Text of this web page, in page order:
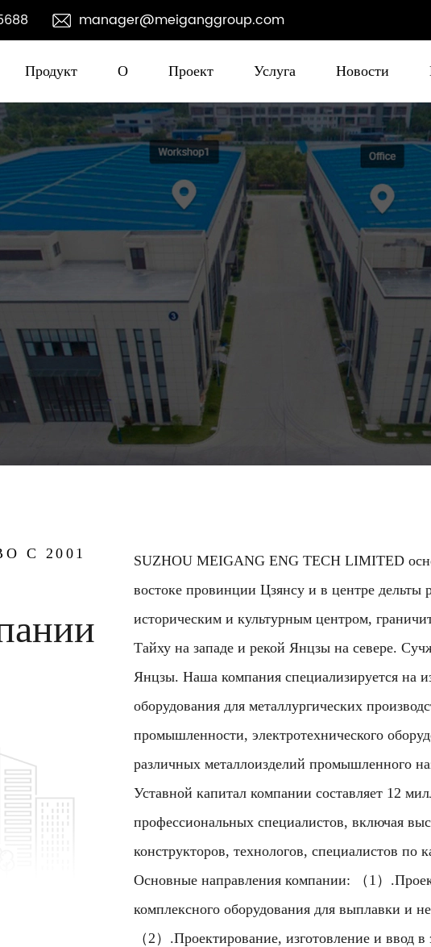
manager@meiganggroup.com
Продукт О Проект Услуга Новости
С 2001
SUZHOU MEIGANG ENG TECH LIMITED
востоке провинции Цзянсу и в центре
историческим и культурным центром,
Тайху на западе и рекой Янцзы на севере.
Янцзы. Наша компания специализируется на
оборудования для металлургических
промышленности, электротехнического
различных металлоизделий промышленного
Уставной капитал компании составляет 12
профессиональных специалистов, включая
конструкторов, технологов, специалистов по
Основные направления компании: （1）
комплексного оборудования для выплавки и
（2）.Проектирование, изготовление и ввод